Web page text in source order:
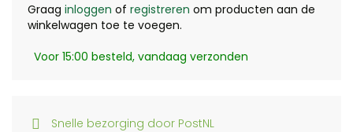
Graag inloggen of registreren om producten aan de
winkelwagen toe te voegen.
Voor 15:00 besteld, vandaag verzonden
Snelle bezorging door PostNL